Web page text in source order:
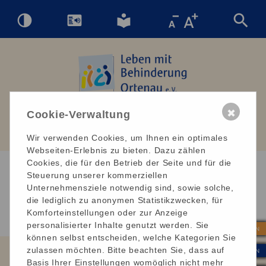
| SPENDEN
| INTERN
Suchergebnisse
Cookie-Verwaltung
Wir verwenden Cookies, um Ihnen ein optimales
Webseiten-Erlebnis zu bieten. Dazu zählen
Cookies, die für den Betrieb der Seite und für die
Steuerung unserer kommerziellen
Unternehmensziele notwendig sind, sowie solche,
die lediglich zu anonymen Statistikzwecken, für
Komforteinstellungen oder zur Anzeige
personalisierter Inhalte genutzt werden. Sie
können selbst entscheiden, welche Kategorien Sie
zulassen möchten. Bitte beachten Sie, dass auf
Basis Ihrer Einstellungen womöglich nicht mehr
✖